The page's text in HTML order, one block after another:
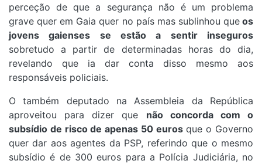
perceção de que a segurança não é um problema
grave quer em Gaia quer no país mas sublinhou queos
jovens gaienses se estão a sentir inseguros
sobretudo a partir de determinadas horas do dia,
revelando que ia dar conta disso mesmo aos
responsáveis policiais.
O também deputado na Assembleia da República
aproveitou para dizer que não concorda com o
subsídio de risco de apenas 50 eurosque o Governo
quer dar aos agentes da PSP, referindo que o mesmo
subsídio é de 300 euros para a Polícia Judiciária, no